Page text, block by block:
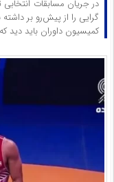
گرایی را از پیش‌رو بر
کمیسیون داوران باید دید که چه تصمیمی